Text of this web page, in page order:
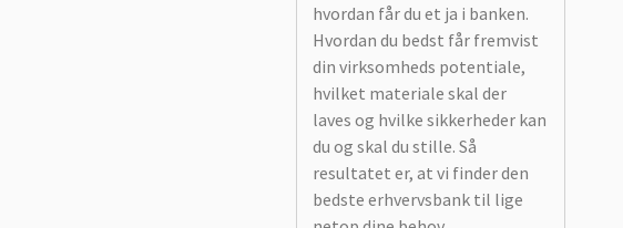
hvordan får du et ja i banken.
Hvordan du bedst får fremvist
din virksomheds potentiale,
hvilket materiale skal der
laves og hvilke sikkerheder kan
du og skal du stille. Så
resultatet er, at vi finder den
bedste erhvervsbank til lige